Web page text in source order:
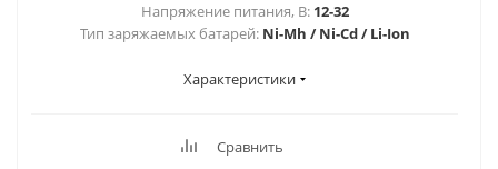
Напряжение питания, В: 12-32
Тип заряжаемых батарей: Ni-Mh / Ni-Cd / Li-Ion
Характеристики
Сравнить